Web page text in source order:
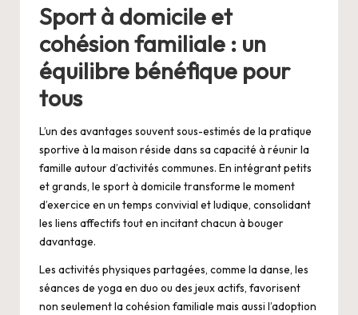
Sport à domicile et
cohésion familiale : un
équilibre bénéfique pour
tous
L’un des avantages souvent sous-estimés de la pratique
sportive à la maison réside dans sa capacité à réunir la
famille autour d’activités communes. En intégrant petits
et grands, le sport à domicile transforme le moment
d’exercice en un temps convivial et ludique, consolidant
les liens affectifs tout en incitant chacun à bouger
davantage.
Les activités physiques partagées, comme la danse, les
séances de yoga en duo ou des jeux actifs, favorisent
non seulement la cohésion familiale mais aussi l’adoption